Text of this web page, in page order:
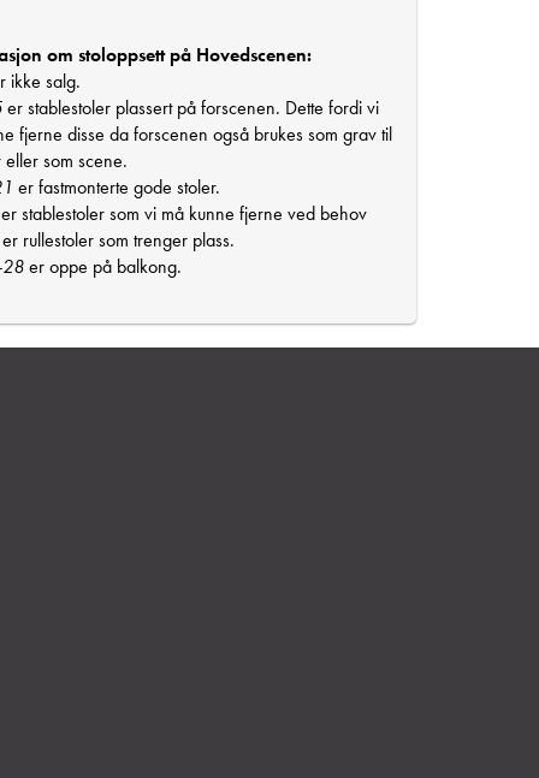
om stoloppsett på Hovedscenen:
ikke salg.
er stablestoler plassert på forscenen. Dette fordi vi
fjerne disse da forscenen også brukes som grav til
eller som scene.
er fastmonterte gode stoler.
stablestoler som vi må kunne fjerne ved behov
rullestoler som trenger plass.
er oppe på balkong.